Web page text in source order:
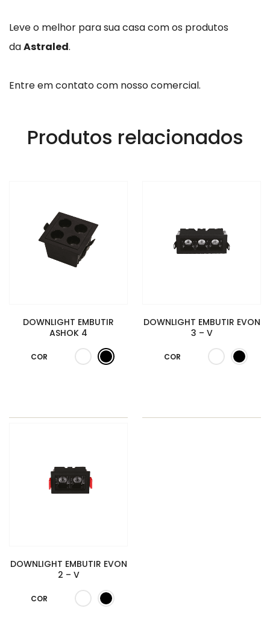
Leve o melhor para sua casa com os produtos
daAstraled.
Entre em contato com nosso comercial.
Produtos relacionados
DOWNLIGHT EMBUTIR
ASHOK 4
COR
DOWNLIGHT EMBUTIR EVON
3 – V
COR
DOWNLIGHT EMBUTIR EVON
2 – V
COR